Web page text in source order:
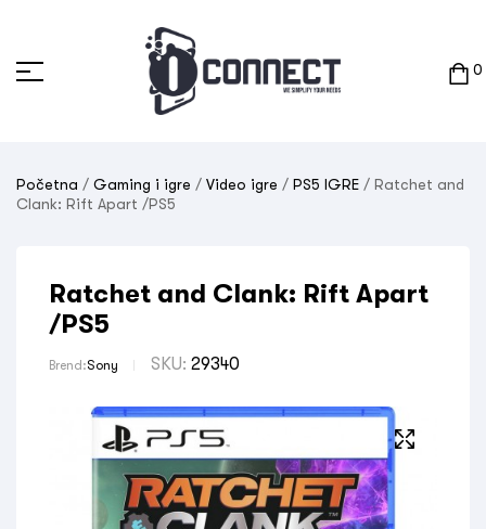
0
Početna / Gaming i igre / Video igre / PS5 IGRE / Ratchet and
Clank: Rift Apart /PS5
Ratchet and Clank: Rift Apart
/PS5
Brend:Sony SKU: 29340